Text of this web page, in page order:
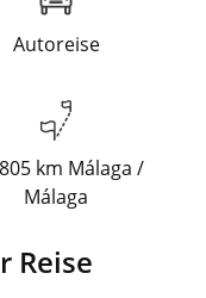
Autoreise
km Málaga /
Málaga
Reise